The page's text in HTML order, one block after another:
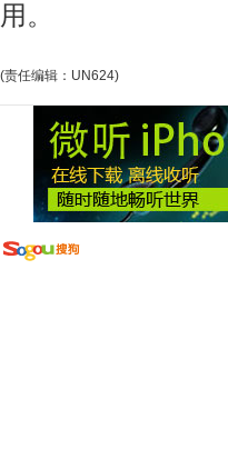
用。
(责任编辑：UN624)